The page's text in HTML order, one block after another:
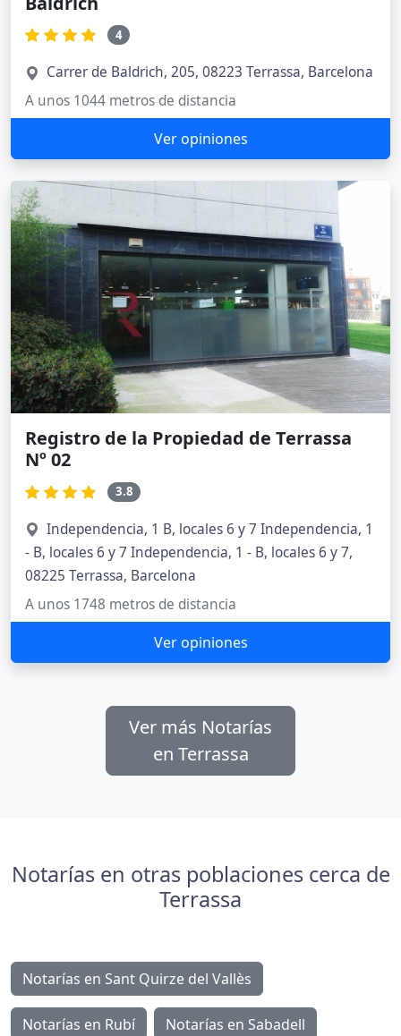
4
Carrer de Baldrich, 205, 08223 Terrassa, Barcelona
A unos 1044 metros de distancia
Ver opiniones
Registro de la Propiedad de Terrassa
Nº 02
3.8
Independencia, 1 B, locales 6 y 7 Independencia, 1
- B, locales 6 y 7 Independencia, 1 - B, locales 6 y 7,
08225 Terrassa, Barcelona
A unos 1748 metros de distancia
Ver opiniones
Ver más Notarías
en Terrassa
Notarías en otras poblaciones cerca de
Terrassa
Notarías en Sant Quirze del Vallès
Notarías en Rubí Notarías en Sabadell